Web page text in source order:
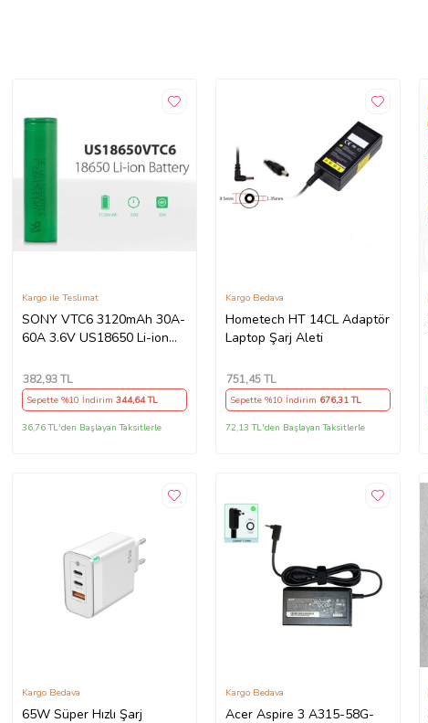
SONY VTC6 3120mAh 30A-
60A 3.6V US18650 Li-ion
Kargo ile Teslimat
382,93 TL
Sepette %10 İndirim 344,64 TL
36,76 TL'den Başlayan Taksitlerle
Hometech HT 14CL Adaptör
Laptop Şarj Aleti
Kargo Bedava
751,45 TL
Sepette %10 İndirim 676,31 TL
72,13 TL'den Başlayan Taksitlerle
65W Süper Hızlı Şarj
Kargo Bedava
Acer Aspire 3 A315-58G-
Kargo Bedava